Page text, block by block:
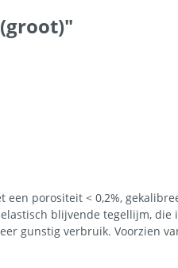
porositeit < 0,2%,
blijvende tegellijm,
gunstig verbruik. Voorzien